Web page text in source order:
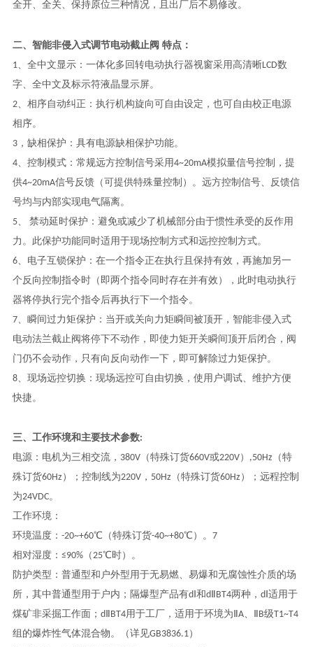
全开、全关、保持原位三种情况，且出厂后不易修改。
二、 智能非侵入式调节电动截止阀 特点：
1、全中文显示：一体化多回转电动执行器视窗采用高清晰LCD数
字、全中文及标示符液晶显示屏。
2、相序自动纠正：执行机构旋向可自由设定，也可自由校正电源
相序。
3，缺相保护：具有电源缺相保护功能。
4、控制模式：常规远方控制信号采用4~20mA模拟量信号控制，提
供4~20mA信号反馈（可提供特殊量控制）。远方控制信号、反馈信
号均与内部实现电气隔离。
5、 禁动延时保护：避免或减少了机械部分由于惯性承受的反作用
力。此保护功能同时适用于现场控制方式和远控控制方式。
6、电子互锁保护：在一个指令正在执行且保持有效，再施加另一
个反向控制指令时（即两个指令同时存在并有效），此时电动执行
器将停执行完个指令后再执行下一个指令。
7、瞬间过力矩保护：当开或关向力矩瞬间被顶开， 智能非侵入式
电动法兰截止阀将停下不动作，即使力矩开关瞬间顶开后闭合，阀
门仍不会动作，只有向反向动作一下，即可解除过力矩保护。
8、现场远控切换：现场远控可自由切换，使用户调试、维护方便
快捷。
三、 工作环境和主要技术参数:
电源：电机为三相交流，380V（特殊订货660V或220V）,50Hz（特
殊订货60Hz）；控制线为220V，50Hz（特殊订货60Hz）；远程控制
为24VDC。
工作环境：
环境温度：-20~+60℃（特殊订货-40~+80℃）。7
相对湿度：≤90%（25℃时）。
防护类型：普通型和户外型用于无易燃、易爆和无腐蚀性介质的场
所，其中普通型用于户内；隔爆型产品有dⅠ和dⅡBT4两种，dⅠ适用于
煤矿非采掘工作面；dⅡBT4用于工厂，适用于环境为ⅡA、ⅡB级T1~T4
组的爆炸性气体混合物。（详见GB3836.1）